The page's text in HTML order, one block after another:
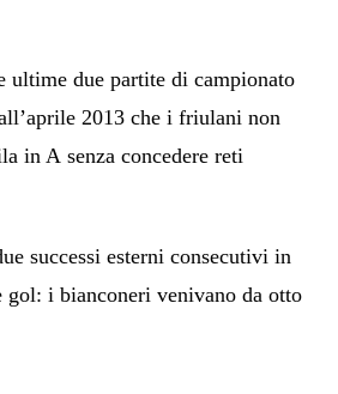
ultime due partite di campionato
2013 che i friulani non
in A senza concedere reti
successi esterni consecutivi in
gol: i bianconeri venivano da otto